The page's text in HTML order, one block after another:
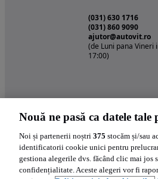
(031) 630 1716
(031) 860 9090
ajutor@autovit.ro
(de Luni pana Vineri
17:00)
Nouă ne pasă ca datele
Noi și partenerii noștri 375 stocăm și/sau
identificatorii cookie unici pentru
gestiona alegerile dvs. făcând clic mai jos
confidențialitate. Aceste alegeri vor fi